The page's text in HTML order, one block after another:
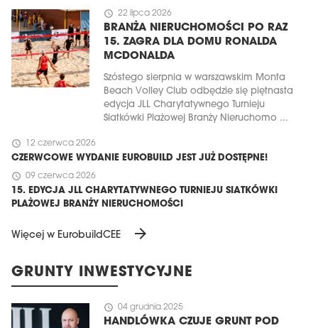
schedule 22 lipca 2026
BRANŻA NIERUCHOMOŚCI PO RAZ
15. ZAGRA DLA DOMU RONALDA
MCDONALDA
Szóstego sierpnia w warszawskim Monta
Beach Volley Club odbędzie się piętnasta
edycja JLL Charytatywnego Turnieju
Siatkówki Plażowej Branży Nieruchomo ...
schedule 12 czerwca 2026
CZERWCOWE WYDANIE EUROBUILD JEST JUŻ DOSTĘPNE!
schedule 09 czerwca 2026
15. EDYCJA JLL CHARYTATYWNEGO TURNIEJU SIATKÓWKI
PLAŻOWEJ BRANŻY NIERUCHOMOŚCI
Więcej w EurobuildCEE arrow_forward
GRUNTY INWESTYCYJNE
schedule 04 grudnia 2025
HANDLÓWKA CZUJE GRUNT POD